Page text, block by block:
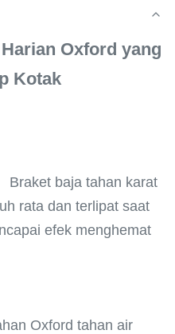
Oxford yang
Kotak
Braket baja tahan karat
rata dan terlipat saat
efek menghemat
Oxford tahan air